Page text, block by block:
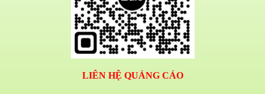
LIÊN HỆ QUẢNG CÁO